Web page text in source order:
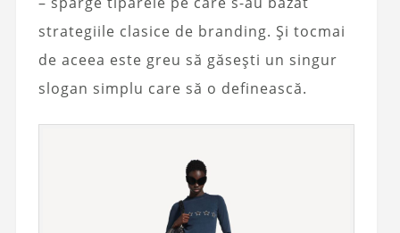
strategiile clasice de branding. Și tocmai
de aceea este greu să găsești un singur
slogan simplu care să o definească.